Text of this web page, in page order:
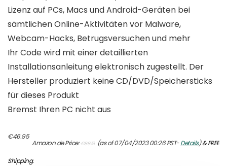
Lizenz auf PCs, Macs und Android-Geräten bei
sämtlichen Online-Aktivitäten vor Malware,
Webcam-Hacks, Betrugsversuchen und mehr
Ihr Code wird mit einer detaillierten
Installationsanleitung elektronisch zugestellt. Der
Hersteller produziert keine CD/DVD/Speichersticks
für dieses Produkt
Bremst Ihren PC nicht aus
Amazon.de Price:€88.19 price
€46.95
price
(as of 07/04/2023 00:26 PST-Details)&FREE
Shipping.